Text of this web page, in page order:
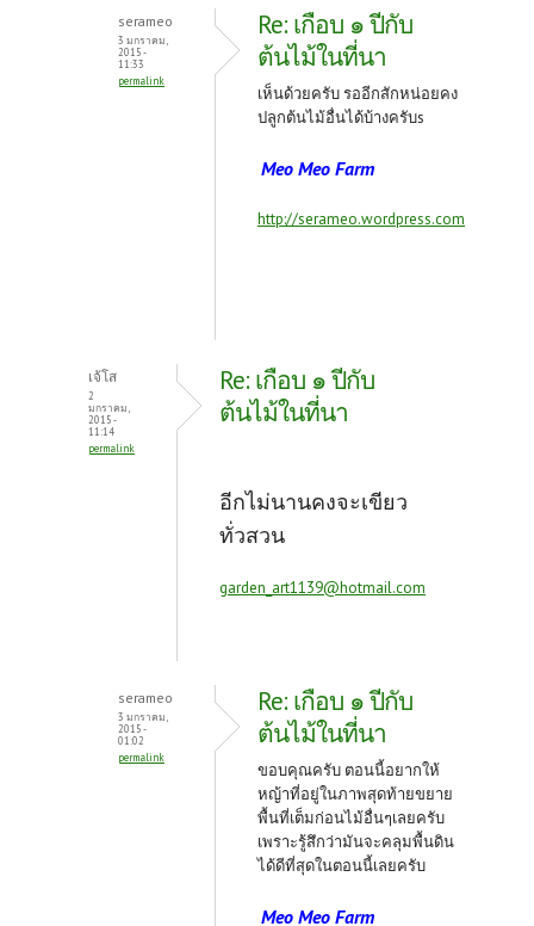
serameo
3 มกราคม,
2015 -
11:33
permalink
Re: เกือบ ๑ ปีกับ
ต้นไม้ในที่นา
เห็นด้วยครับ รออีกสักหน่อยคง
ปลูกต้นไม้อื่นได้บ้างครับs
Meo Meo Farm
http://serameo.wordpress.com
เจ้โส
2
มกราคม,
2015 -
11:14
permalink
Re: เกือบ ๑ ปีกับ
ต้นไม้ในที่นา
อีกไม่นานคงจะเขียว
ทั่วสวน
garden_art1139@hotmail.com
serameo
3 มกราคม,
2015 -
01:02
permalink
Re: เกือบ ๑ ปีกับ
ต้นไม้ในที่นา
ขอบคุณครับ ตอนนี้อยากให้
หญ้าที่อยู่ในภาพสุดท้ายขยาย
พื้นที่เต็มก่อนไม้อื่นๆเลยครับ
เพราะรู้สึกว่ามันจะคลุมพื้นดิน
ได้ดีที่สุดในตอนนี้เลยครับ
Meo Meo Farm